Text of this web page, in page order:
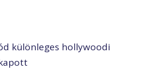
különleges hollywoodi